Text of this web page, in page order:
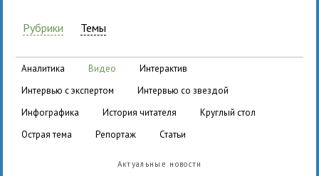
Рубрики Темы
аналитика видео
интерактив
интервью с экспертом
интервью со звездой
инфографика
история читателя
круглый стол
острая тема
репортаж статьи
Актуальные новости